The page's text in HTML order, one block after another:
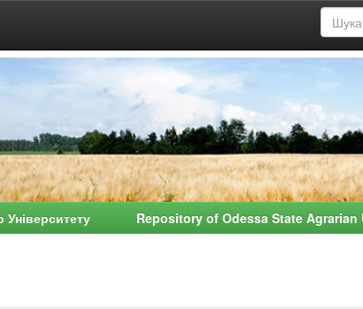
Університету Repository of Odessa State